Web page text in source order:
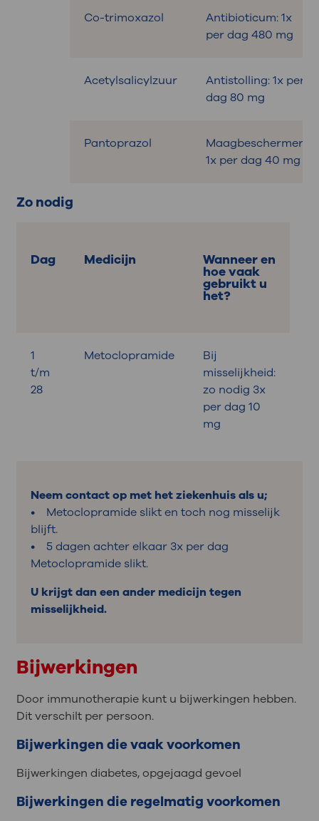
Co-trimoxazol
Antibioticum: 1x
per dag 480 mg
Acetylsalicylzuur
Antistolling: 1x per
dag 80 mg
Pantoprazol
Maagbeschermer:
1x per dag 40 mg
Zo nodig
Dag Medicijn Wanneer en
hoe vaak
gebruikt u
het?
1
t/m
28
Metoclopramide
Bij
misselijkheid:
zo nodig 3x
per dag 10
mg
Neem contact op met het ziekenhuis als u;
• Metoclopramide slikt en toch nog misselijk
blijft.
• 5 dagen achter elkaar 3x per dag
Metoclopramide slikt.
U krijgt dan een ander medicijn tegen
misselijkheid.
Bijwerkingen
Door immunotherapie kunt u bijwerkingen hebben.
Dit verschilt per persoon.
Bijwerkingen die vaak voorkomen
Bijwerkingen diabetes, opgejaagd gevoel
Bijwerkingen die regelmatig voorkomen